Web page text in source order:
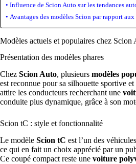
Influence de Scion Auto sur les tendances
Avantages des modèles Scion par rapport aux
Modèles actuels et populaires chez Scion
Présentation des modèles phares
Chez Scion Auto, plusieurs modèles
est reconnue pour sa silhouette sportive et
attire les conducteurs recherchant une
conduite plus dynamique, grâce à son
Scion tC : style et fonctionnalité
Le modèle Scion tC est l’un des
ce qui en fait un choix apprécié par un
Ce coupé compact reste une voiture